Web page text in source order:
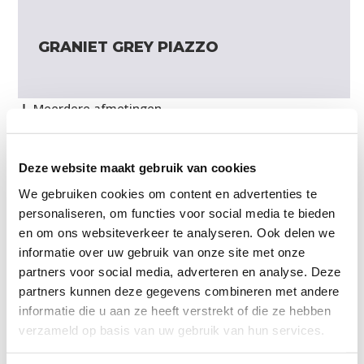
Deze website maakt gebruik van cookies
We gebruiken cookies om content en advertenties te
personaliseren, om functies voor social media te bieden
en om ons websiteverkeer te analyseren. Ook delen we
informatie over uw gebruik van onze site met onze
partners voor social media, adverteren en analyse. Deze
partners kunnen deze gegevens combineren met andere
informatie die u aan ze heeft verstrekt of die ze hebben
verzameld op basis van uw gebruik van hun services.
GRANIET GREY PIAZZO
Meerdere afmetingen